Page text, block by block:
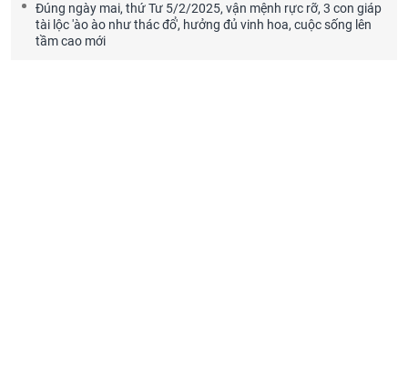
Đúng ngày mai, thứ Tư 5/2/2025, vận mệnh rực rỡ, 3 con giáp
tài lộc 'ào ào như thác đổ', hưởng đủ vinh hoa, cuộc sống lên
tầm cao mới